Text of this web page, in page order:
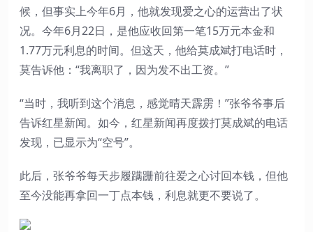
候，但事实上今年6月，他就发现爱之心的运营出了状
况。今年6月22日，是他应收回第一笔15万元本金和
1.77万元利息的时间。但这天，他给莫成斌打电话时，
莫告诉他：“我离职了，因为发不出工资。”
“当时，我听到这个消息，感觉晴天霹雳！”张爷爷事后
告诉红星新闻。如今，红星新闻再度拨打莫成斌的电话
发现，已显示为“空号”。
此后，张爷爷每天步履蹒跚前往爱之心讨回本钱，但他
至今没能再拿回一丁点本钱，利息就更不要说了。